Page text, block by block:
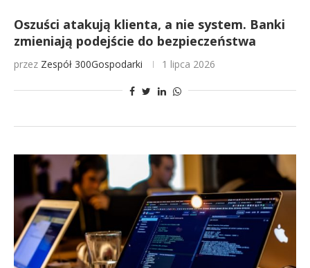
Oszuści atakują klienta, a nie system. Banki
zmieniają podejście do bezpieczeństwa
przez Zespół 300Gospodarki 1 lipca 2026